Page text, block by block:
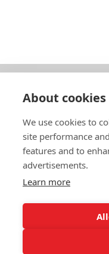
In English
Standardavtal
Snabblänkar
About
We use cookies to
site performance
features and to
advertisements.
Learn more